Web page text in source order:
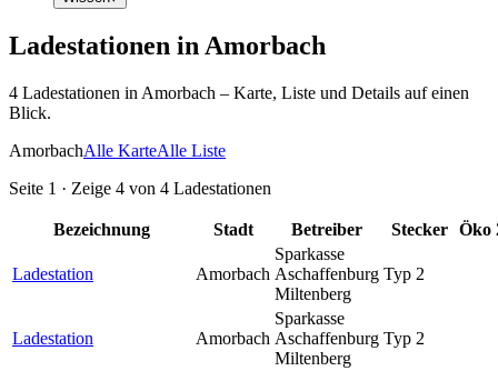
Ladestationen in Amorbach
4 Ladestationen in Amorbach – Karte, Liste und Details auf einen
Blick.
AmorbachAlle KarteAlle Liste
Seite 1 · Zeige 4 von 4 Ladestationen
Bezeichnung Stadt Betreiber Stecker Öko
Ladestation Amorbach
Sparkasse
Aschaffenburg
Miltenberg
Typ 2
Ladestation Amorbach
Sparkasse
Aschaffenburg
Miltenberg
Typ 2